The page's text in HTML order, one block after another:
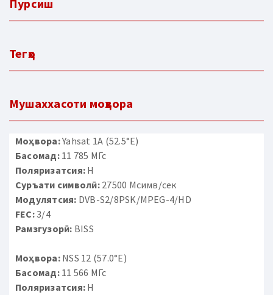
Пурсиш
Тегҳо
Мушаххасоти моҳвора
Моҳвора:Yahsat 1A (52.5°E)
Басомад:11 785 МГс
Поляризатсия: H
Суръати символӣ:27500 Мсимв/сек
Модулятсия: DVB-S2/8PSK/MPEG-4/HD
FEC:3/4
Рамзгузорӣ: BISS
Моҳвора:NSS 12 (57.0°E)
Басомад:11 566 МГс
Поляризатсия: H